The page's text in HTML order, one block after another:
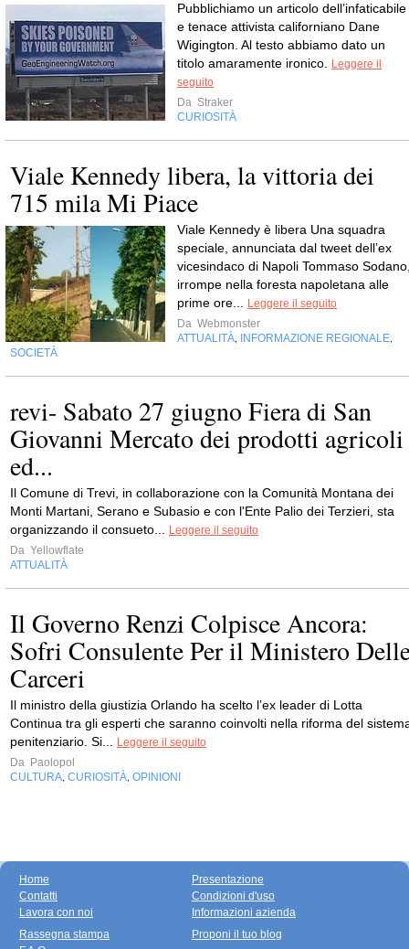
Pubblichiamo un articolo dell’infaticabile
e tenace attivista californiano Dane
Wigington. Al testo abbiamo dato un
titolo amaramente ironico. Leggere il
seguito
Da Straker
CURIOSITÀ
Viale Kennedy libera, la vittoria dei
715 mila Mi Piace
Viale Kennedy è libera Una squadra
speciale, annunciata dal tweet dell’ex
vicesindaco di Napoli Tommaso
irrompe nella foresta napoletana alle
prime ore... Leggere il seguito
Da Webmonster
ATTUALITÀ, INFORMAZIONE REGIONALE,
SOCIETÀ
revi- Sabato 27 giugno Fiera di San
Giovanni Mercato dei prodotti agricoli
ed...
Il Comune di Trevi, in collaborazione con la Comunità Montana dei
Monti Martani, Serano e Subasio e con l'Ente Palio dei Terzieri, sta
organizzando il consueto... Leggere il seguito
Da Yellowflate
ATTUALITÀ
Il Governo Renzi Colpisce Ancora:
Sofri Consulente Per il Ministero
Carceri
Il ministro della giustizia Orlando ha scelto l’ex leader di Lotta
Continua tra gli esperti che saranno coinvolti nella riforma del
penitenziario. Si... Leggere il seguito
Da Paolopol
CULTURA, CURIOSITÀ, OPINIONI
Home
Contatti
Lavora con noi
Presentazione
Condizioni d'uso
Informazioni azienda
Rassegna stampa
Proponi il tuo blog